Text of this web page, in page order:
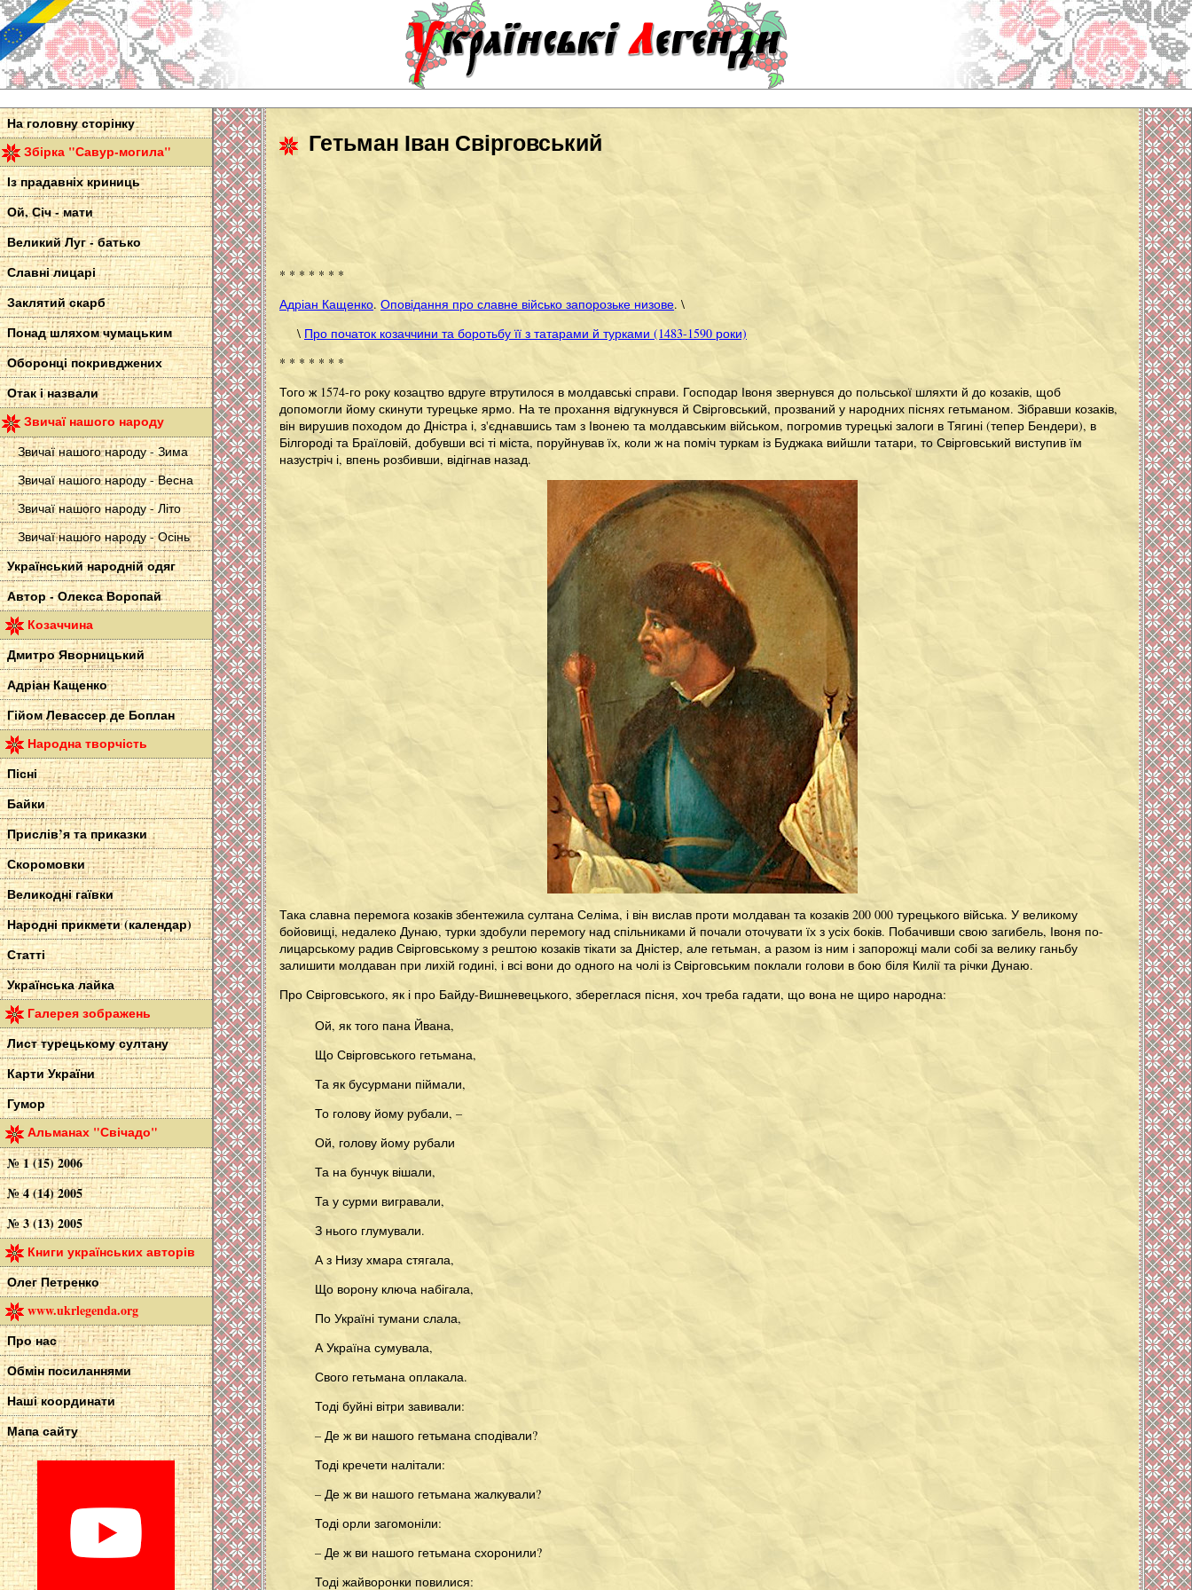
На головну сторінку
Збірка "Савур-могила"
Із прадавніх криниць
Ой, Січ - мати
Великий Луг - батько
Славні лицарі
Заклятий скарб
Понад шляхом чумацьким
Оборонці покривджених
Отак і назвали
Звичаї нашого народу
Звичаї нашого народу - Зима
Звичаї нашого народу - Весна
Звичаї нашого народу - Літо
Звичаї нашого народу - Осінь
Український народній одяг
Автор - Олекса Воропай
Козаччина
Дмитро Яворницький
Адріан Кащенко
Гійом Левассер де Боплан
Народна творчість
Пісні
Байки
Прислів’я та приказки
Скоромовки
Великодні гаївки
Народні прикмети (календар)
Статті
Українська лайка
Галерея зображень
Лист турецькому султану
Карти України
Гумор
Альманах "Свічадо"
№ 1 (15) 2006
№ 4 (14) 2005
№ 3 (13) 2005
Книги українських авторів
Олег Петренко
www.ukrlegenda.org
Про нас
Обмін посиланнями
Наші координати
Мапа сайту
Гетьман Іван Свірговський
* * * * * * *
Адріан Кащенко. Оповідання про славне військо запорозьке низове. \
\ Про початок козаччини та боротьбу її з татарами й турками (1483-1590 роки)
* * * * * * *
Того ж 1574-го року козацтво вдруге втрутилося в молдавські справи. Господар Івоня звернувся до польської шляхти й до козаків, щоб
допомогли йому скинути турецьке ярмо. На те прохання відгукнувся й Свірговський, прозваний у народних піснях гетьманом. Зібравши козаків,
він вирушив походом до Дністра і, з'єднавшись там з Івонею та молдавським військом, погромив турецькі залоги в Тягині (тепер Бендери), в
Білгороді та Браїловій, добувши всі ті міста, поруйнував їх, коли ж на поміч туркам із Буджака вийшли татари, то Свірговський виступив їм
назустріч і, впень розбивши, відігнав назад.
Така славна перемога козаків збентежила султана Селіма, і він вислав проти молдаван та козаків 200 000 турецького війська. У великому
бойовищі, недалеко Дунаю, турки здобули перемогу над спільниками й почали оточувати їх з усіх боків. Побачивши свою загибель, Івоня по-
лицарському радив Свірговському з рештою козаків тікати за Дністер, але гетьман, а разом із ним і запорожці мали собі за велику ганьбу
залишити молдаван при лихій годині, і всі вони до одного на чолі із Свірговським поклали голови в бою біля Килії та річки Дунаю.
Про Свірговського, як і про Байду-Вишневецького, збереглася пісня, хоч треба гадати, що вона не щиро народна:
Ой, як того пана Йвана,
Що Свірговського гетьмана,
Та як бусурмани піймали,
То голову йому рубали, –
Ой, голову йому рубали
Та на бунчук вішали,
Та у сурми вигравали,
З нього глумували.
А з Низу хмара стягала,
Що ворону ключа набігала,
По Україні тумани слала,
А Україна сумувала,
Свого гетьмана оплакала.
Тоді буйні вітри завивали:
– Де ж ви нашого гетьмана сподівали?
Тоді кречети налітали:
– Де ж ви нашого гетьмана жалкували?
Тоді орли загомоніли:
– Де ж ви нашого гетьмана схоронили?
Тоді жайворонки повилися: